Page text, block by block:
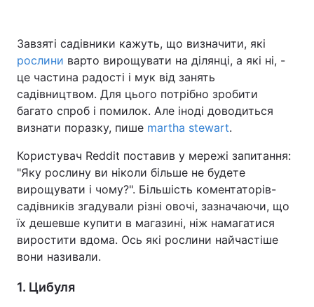
Завзяті садівники кажуть, що визначити, які
рослини варто вирощувати на ділянці, а які ні, -
це частина радості і мук від занять
садівництвом. Для цього потрібно зробити
багато спроб і помилок. Але іноді доводиться
визнати поразку, пише martha stewart.
Користувач Reddit поставив у мережі запитання:
"Яку рослину ви ніколи більше не будете
вирощувати і чому?". Більшість коментаторів-
садівників згадували різні овочі, зазначаючи, що
їх дешевше купити в магазині, ніж намагатися
виростити вдома. Ось які рослини найчастіше
вони називали.
1. Цибуля